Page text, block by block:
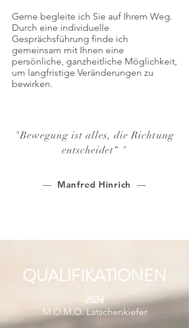
Gerne begleite ich Sie auf Ihrem Weg.
Durch eine individuelle
Gesprächsführung finde ich
gemeinsam mit Ihnen eine
persönliche, ganzheitliche Möglichkeit,
um langfristige Veränderungen zu
bewirken.
"Bewegung ist alles, die Richtung
entscheidet“ "
— Manfred Hinrich —
QUALIFIKATIONEN
2024
M.O.M.O. Latschenkiefer